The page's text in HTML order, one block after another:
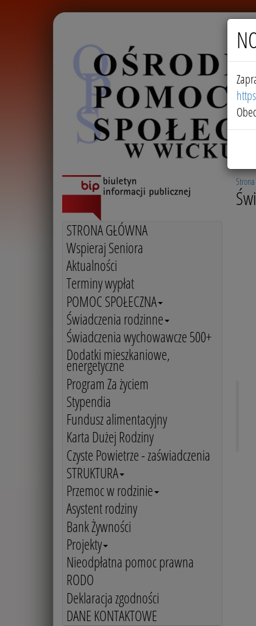
STRONA GŁÓWNA
Wspieraj Seniora
Aktualności
Terminy wypłat
POMOC SPOŁECZNA
Świadczenia rodzinne
Świadczenia wychowawcze 500+
Dodatki mieszkaniowe,
energetyczne
Program Za życiem
Stypendia
Fundusz alimentacyjny
Karta Dużej Rodziny
Czyste Powietrze - zaświadczenia
STRUKTURA
Przemoc w rodzinie
Asystent rodziny
Bank Żywności
Projekty
Nieodpłatna pomoc prawna
RODO
Deklaracja zgodności
DANE KONTAKTOWE